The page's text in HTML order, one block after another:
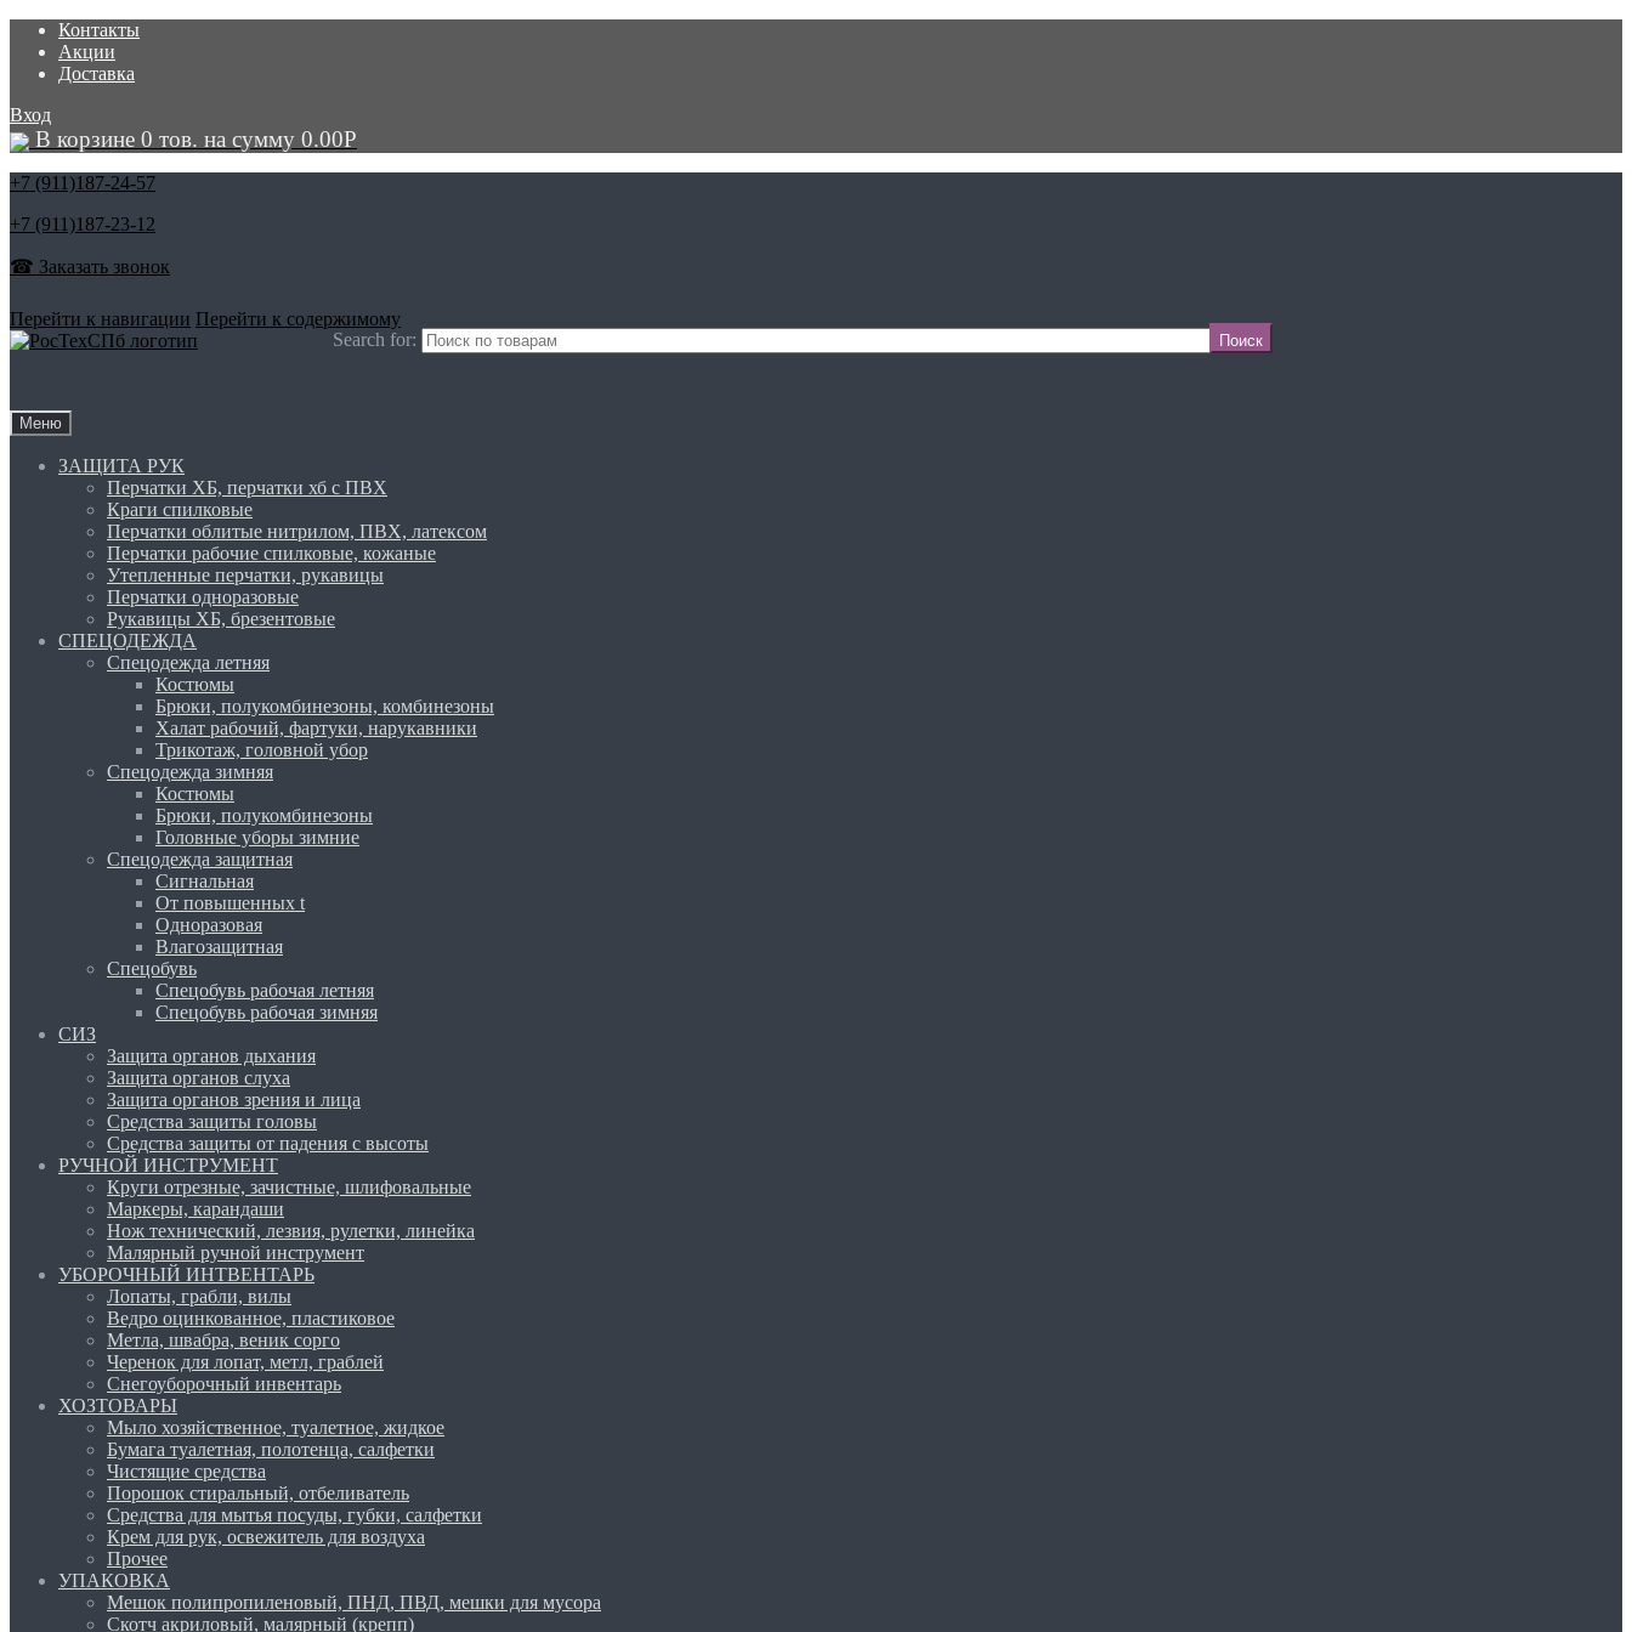
Контакты
Акции
Доставка
Вход
В корзине 0 тов. на сумму 0.00Р
+7 (911)187-24-57
+7 (911)187-23-12
☎ Заказать звонок
Search for:
Перейти к навигации Перейти к содержимому
Меню
ЗАЩИТА РУК
Перчатки ХБ, перчатки хб с ПВХ
Краги спилковые
Перчатки облитые нитрилом, ПВХ, латексом
Перчатки рабочие спилковые, кожаные
Утепленные перчатки, рукавицы
Перчатки одноразовые
Рукавицы ХБ, брезентовые
СПЕЦОДЕЖДА
Спецодежда летняя
Костюмы
Брюки, полукомбинезоны, комбинезоны
Халат рабочий, фартуки, нарукавники
Трикотаж, головной убор
Спецодежда зимняя
Костюмы
Брюки, полукомбинезоны
Головные уборы зимние
Спецодежда защитная
Сигнальная
От повышенных t
Одноразовая
Влагозащитная
Спецобувь
Спецобувь рабочая летняя
Спецобувь рабочая зимняя
СИЗ
Защита органов дыхания
Защита органов слуха
Защита органов зрения и лица
Средства защиты головы
Средства защиты от падения с высоты
РУЧНОЙ ИНСТРУМЕНТ
Круги отрезные, зачистные, шлифовальные
Маркеры, карандаши
Нож технический, лезвия, рулетки, линейка
Малярный ручной инструмент
УБОРОЧНЫЙ ИНТВЕНТАРЬ
Лопаты, грабли, вилы
Ведро оцинкованное, пластиковое
Метла, швабра, веник сорго
Черенок для лопат, метл, граблей
Снегоуборочный инвентарь
ХОЗТОВАРЫ
Мыло хозяйственное, туалетное, жидкое
Бумага туалетная, полотенца, салфетки
Чистящие средства
Порошок стиральный, отбеливатель
Средства для мытья посуды, губки, салфетки
Крем для рук, освежитель для воздуха
Прочее
УПАКОВКА
Мешок полипропиленовый, ПНД, ПВД, мешки для мусора
Скотч акриловый, малярный (крепп)